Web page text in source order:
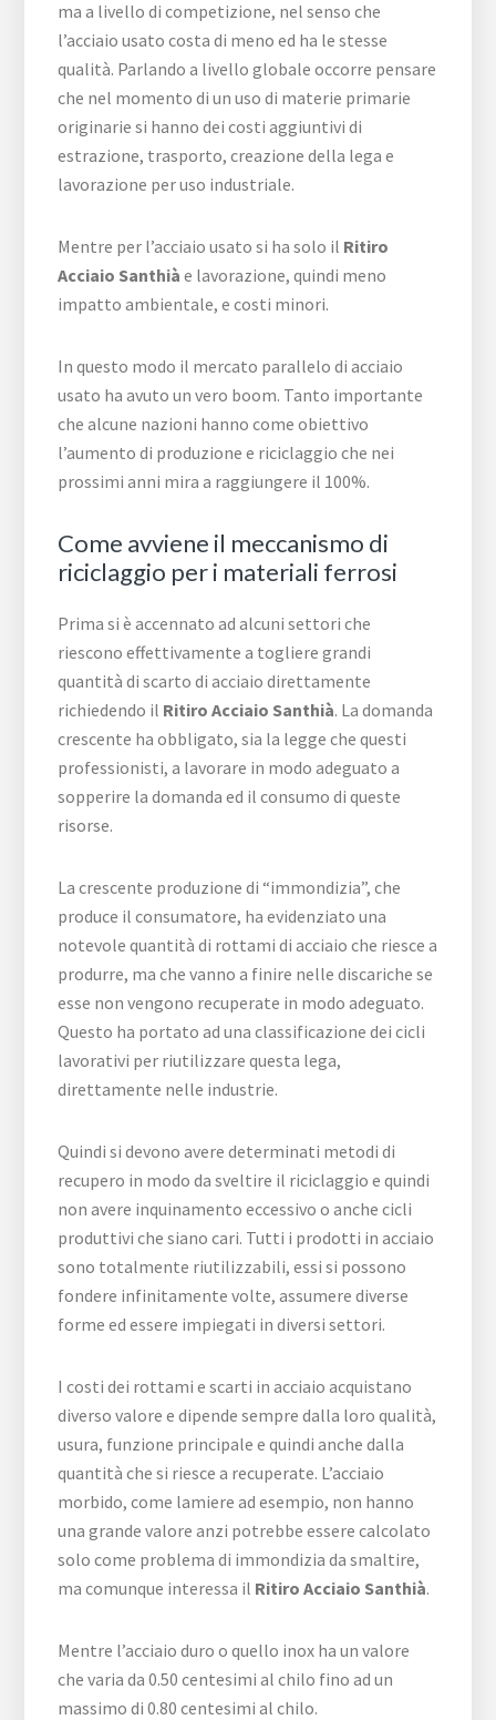
ma a livello di competizione, nel senso che
l’acciaio usato costa di meno ed ha le stesse
qualità. Parlando a livello globale occorre pensare
che nel momento di un uso di materie primarie
originarie si hanno dei costi aggiuntivi di
estrazione, trasporto, creazione della lega e
lavorazione per uso industriale.
Mentre per l’acciaio usato si ha solo il Ritiro
Acciaio Santhià e lavorazione, quindi meno
impatto ambientale, e costi minori.
In questo modo il mercato parallelo di acciaio
usato ha avuto un vero boom. Tanto importante
che alcune nazioni hanno come obiettivo
l’aumento di produzione e riciclaggio che nei
prossimi anni mira a raggiungere il 100%.
Come avviene il meccanismo di
riciclaggio per i materiali ferrosi
Prima si è accennato ad alcuni settori che
riescono effettivamente a togliere grandi
quantità di scarto di acciaio direttamente
richiedendo il Ritiro Acciaio Santhià. La domanda
crescente ha obbligato, sia la legge che questi
professionisti, a lavorare in modo adeguato a
sopperire la domanda ed il consumo di queste
risorse.
La crescente produzione di “immondizia”, che
produce il consumatore, ha evidenziato una
notevole quantità di rottami di acciaio che riesce a
produrre, ma che vanno a finire nelle discariche se
esse non vengono recuperate in modo adeguato.
Questo ha portato ad una classificazione dei cicli
lavorativi per riutilizzare questa lega,
direttamente nelle industrie.
Quindi si devono avere determinati metodi di
recupero in modo da sveltire il riciclaggio e quindi
non avere inquinamento eccessivo o anche cicli
produttivi che siano cari. Tutti i prodotti in acciaio
sono totalmente riutilizzabili, essi si possono
fondere infinitamente volte, assumere diverse
forme ed essere impiegati in diversi settori.
I costi dei rottami e scarti in acciaio acquistano
diverso valore e dipende sempre dalla loro qualità,
usura, funzione principale e quindi anche dalla
quantità che si riesce a recuperate. L’acciaio
morbido, come lamiere ad esempio, non hanno
una grande valore anzi potrebbe essere calcolato
solo come problema di immondizia da smaltire,
ma comunque interessa il Ritiro Acciaio Santhià.
Mentre l’acciaio duro o quello inox ha un valore
che varia da 0.50 centesimi al chilo fino ad un
massimo di 0.80 centesimi al chilo.